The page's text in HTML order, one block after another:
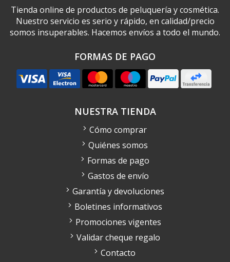
Tienda online de productos de peluquería y cosmética.
Nuestro servicio es serio y rápido, en calidad/precio
somos insuperables. Hacemos envíos a todo el mundo.
FORMAS DE PAGO
NUESTRA TIENDA
Cómo comprar
Quiénes somos
Formas de pago
Gastos de envío
Garantía y devoluciones
Boletines informativos
Promociones vigentes
Validar cheque regalo
Contacto